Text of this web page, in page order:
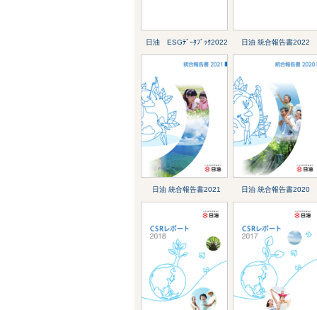
日油 ESGﾃﾞｰﾀﾌﾞｯｸ2022 日油 統合報告書2022
日油 統合報告書2021 日油 統合報告書2020